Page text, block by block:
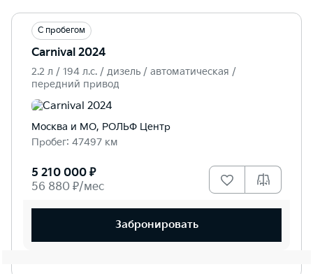
С пробегом
Carnival 2024
2.2 л / 194 л.c. / дизель / автоматическая /
передний привод
Москва и МО, РОЛЬФ Центр
Пробег: 47497 км
5 210 000 ₽
56 880 ₽/мес
Забронировать